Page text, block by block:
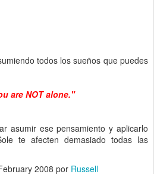
todos los sueños que puedes
are NOT alone."
asumir ese pensamiento y aplicarlo
te afecten demasiado todas las
2008 por Russell